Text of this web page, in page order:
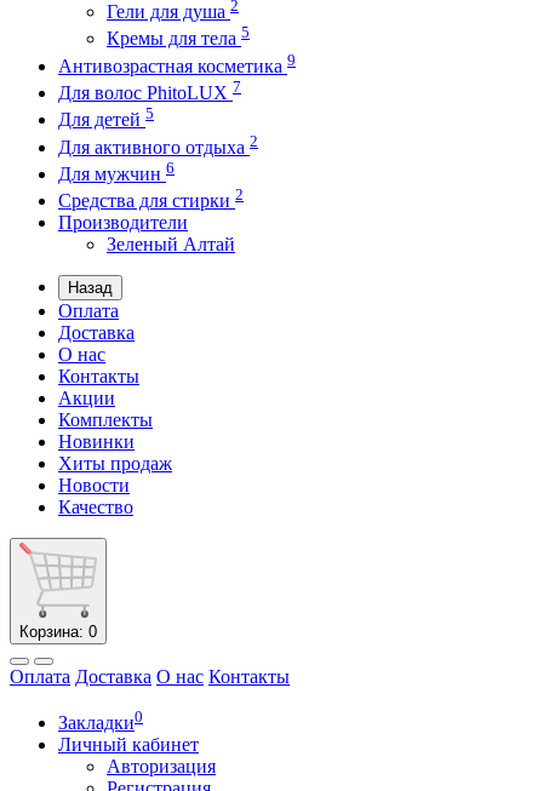
Гели для душа 2
Кремы для тела 5
Антивозрастная косметика 9
Для волос PhitoLUX 7
Для детей 5
Для активного отдыха 2
Для мужчин 6
Средства для стирки 2
Производители
Зеленый Алтай
Назад
Оплата
Доставка
О нас
Контакты
Акции
Комплекты
Новинки
Хиты продаж
Новости
Качество
Корзина: 0
Оплата Доставка О нас Контакты
Закладки0
Личный кабинет
Авторизация